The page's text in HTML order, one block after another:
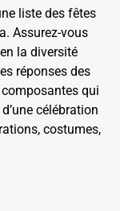
liste des fêtes
Assurez-vous
la diversité
réponses des
qui
célébration
costumes,